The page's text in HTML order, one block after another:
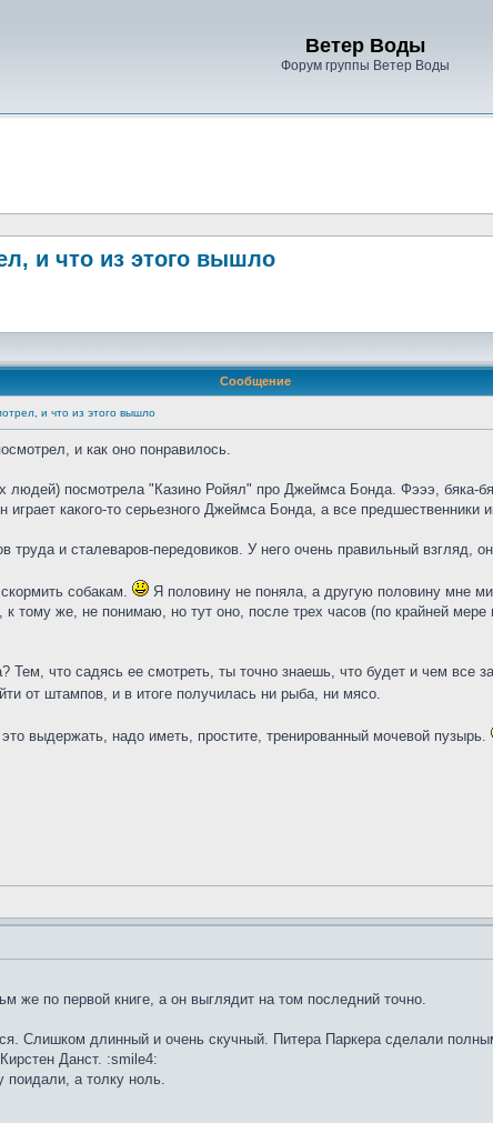
Ветер Воды
Форум группы Ветер Воды
и что из этого вышло
Сообщение
и что из этого вышло
и как оно понравилось.
людей) посмотрела "Казино Ройял" про Джеймса Бонда. Фэээ, бяка-
какого-то серьезного Джеймса Бонда, а все предшественники
труда и сталеваров-передовиков. У него очень правильный взгляд,
собакам. Я половину не поняла, а другую половину мне
к тому же, не понимаю, но тут оно, после трех часов (по крайней
что садясь ее смотреть, ты точно знаешь, что будет и чем все
от штампов, и в итоге получилась ни рыба, ни мясо.
выдержать, надо иметь, простите, тренированный мочевой пузырь.
по первой книге, а он выглядит на том последний точно.
Слишком длинный и очень скучный. Питера Паркера сделали
Данст. :smile4:
а толку ноль.